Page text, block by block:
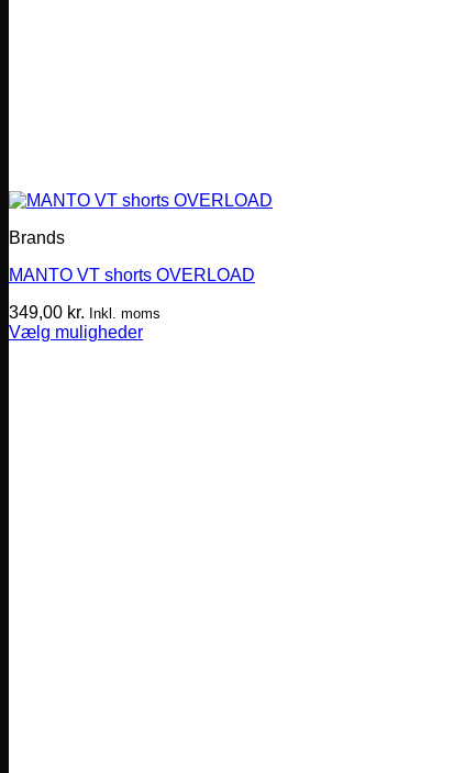
Brands
MANTO VT shorts OVERLOAD
349,00 kr. Inkl. moms
Vælg muligheder